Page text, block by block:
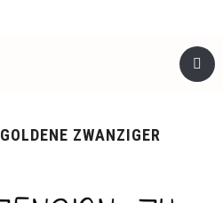
GOLDENE ZWANZIGER